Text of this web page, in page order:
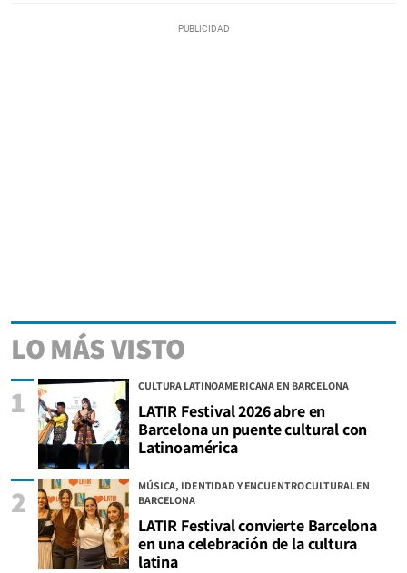
LO MÁS VISTO
CULTURA LATINOAMERICANA EN BARCELONA
LATIR Festival 2026 abre en
Barcelona un puente cultural con
Latinoamérica
1
MÚSICA, IDENTIDAD Y ENCUENTRO CULTURAL EN
BARCELONA
LATIR Festival convierte Barcelona
en una celebración de la cultura
latina
2